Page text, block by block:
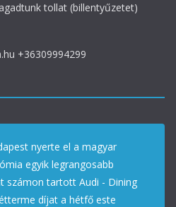
tollat (billentyűzetet)
+36309994299
nyerte el a magyar
egyik legrangosabb
számon tartott Audi - Dining
díjat a hétfő este